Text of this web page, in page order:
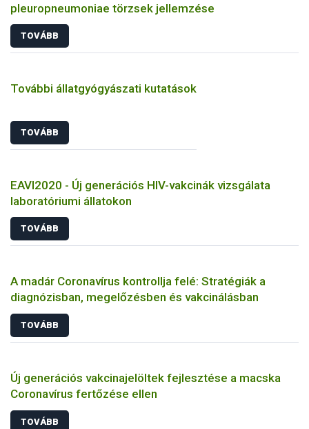
pleuropneumoniae törzsek jellemzése
TOVÁBB
További állatgyógyászati kutatások
TOVÁBB
EAVI2020 - Új generációs HIV-vakcinák vizsgálata
laboratóriumi állatokon
TOVÁBB
A madár Coronavírus kontrollja felé: Stratégiák a
diagnózisban, megelőzésben és vakcinálásban
TOVÁBB
Új generációs vakcinajelöltek fejlesztése a macska
Coronavírus fertőzése ellen
TOVÁBB